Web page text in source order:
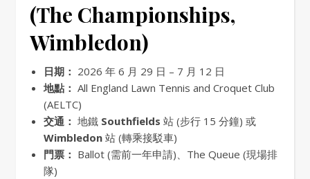
(The Championships,
Wimbledon)
日期： 2026 年 6 月 29 日 – 7 月 12 日
地點： All England Lawn Tennis and Croquet Club
(AELTC)
交通： 地鐵 Southfields 站 (步行 15 分鐘) 或
Wimbledon 站 (轉乘接駁車)
門票： Ballot (需前一年申請)、The Queue (現場排
隊)